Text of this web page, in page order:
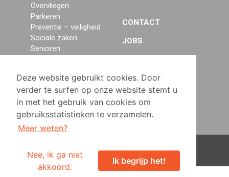
Deze website gebruikt cookies. Door
verder te surfen op onze website stemt u
in met het gebruik van cookies om
gebruiksstatistieken te verzamelen.
Meer weten?
Nee, ik ga niet
akkoord.
Ik begrijp het!
Overvliegen
Parkeren
Preventie – veiligheid
Sociale zaken
Senioren
Vroegste kinderjaren
Werkgelegenheid
CONTACT
JOBS
© Sint-Pieters-Woluwe 2024 -Disclaimer